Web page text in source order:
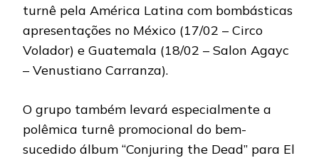
turnê pela América Latina com bombásticas
apresentações no México (17/02 – Circo
Volador) e Guatemala (18/02 – Salon Agayc
– Venustiano Carranza).
O grupo também levará especialmente a
polêmica turnê promocional do bem-
sucedido álbum “Conjuring the Dead” para El